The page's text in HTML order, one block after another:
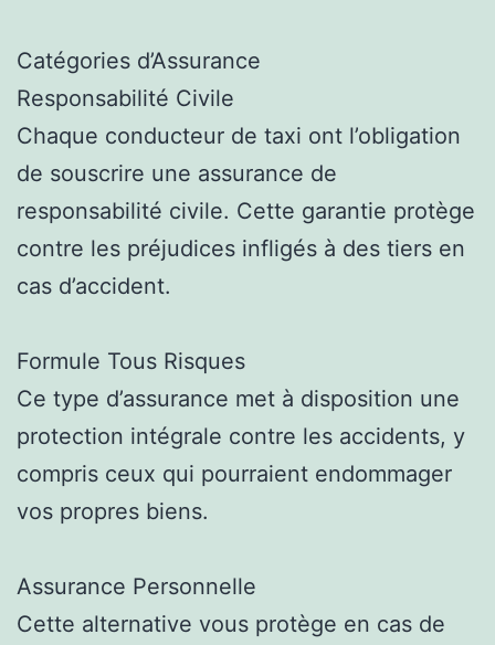
Catégories d’Assurance
Responsabilité Civile
Chaque conducteur de taxi ont l’obligation
de souscrire une assurance de
responsabilité civile. Cette garantie protège
contre les préjudices infligés à des tiers en
cas d’accident.
Formule Tous Risques
Ce type d’assurance met à disposition une
protection intégrale contre les accidents, y
compris ceux qui pourraient endommager
vos propres biens.
Assurance Personnelle
Cette alternative vous protège en cas de